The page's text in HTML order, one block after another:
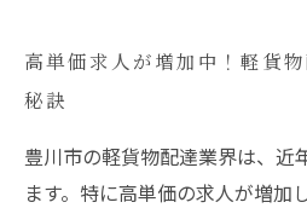
高単価求人が増加中！軽貨
秘訣
豊川市の軽貨物配達業界は、近
ます。特に高単価の求人が増加